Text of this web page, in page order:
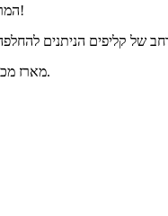
המראה של פיקסי לעולם לא יהיה משעמם כשאתם המעצבים שלה!
מארז מכונת פיקסי קליפס כולל 2 זוגות קליפים בצבעים שחור וצהוב ניאון.